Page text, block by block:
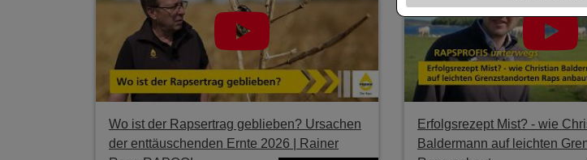
Wo ist der Rapsertrag geblieben? Ursachen
der enttäuschenden Ernte 2026 | Rainer
Erfolgsrezept Mist? - wie
Baldermann auf leichten